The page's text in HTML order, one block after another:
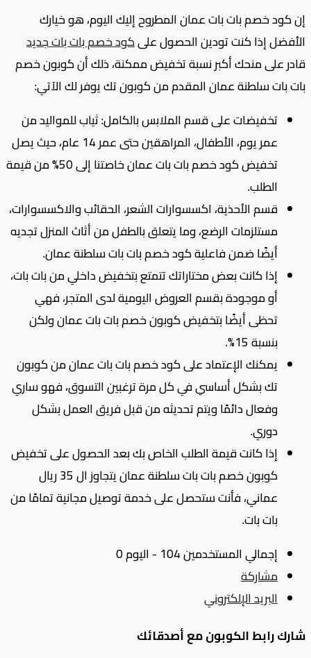
إن كود خصم بات بات عمان المطروح إليك اليوم، هو خيارك
الأفضل إذا كنت تودين الحصول علىكود خصم بات بات جديد
قادر على منحك أكبر نسبة تخفيض ممكنة، ذلك أن كوبون خصم
بات بات سلطنة عمان المقدم من كوبون تك يوفر لك الآتي:
تخفيضات على قسم الملابس بالكامل: ثياب للمواليد من
عمر يوم، الأطفال، المراهقين حتى عمر 14 عام، حيث يصل
تخفيض كود خصم بات بات عمان خاصتنا إلى 50% من قيمة
الطلب.
قسم الأحذية، اكسسوارات الشعر، الحقائب والاكسسوارات،
مستلزمات الرضع، وما يتعلق بالطفل من أثاث المنزل تجديه
أيضًا ضمن فاعلية كود خصم بات بات سلطنة عمان.
إذا كانت بعض مختاراتك تتمتع بتخفيض داخلي من بات بات،
أو موجودة بقسم العروض اليومية لدى المتجر، فهي
تحظى أيضًا بتخفيض كوبون خصم بات بات عمان ولكن
بنسبة 15%.
يمكنك الإعتماد على كود خصم بات بات عمان من كوبون
تك بشكل أساسي في كل مرة ترغبين التسوق، فهو ساري
وفعال دائمًا ويتم تحديثه من قبل فريق العمل بشكل
دوري.
إذا كانت قيمة الطلب الخاص بك بعد الحصول على تخفيض
كوبون خصم بات بات سلطنة عمان يتجاوز ال 35 ريال
عماني، فأنت ستحصل على خدمة توصيل مجانية تمامًا من
بات بات.
إجمالي المستخدمين 104 - اليوم 0
مشاركة
البريد الإلكتروني
شارك رابط الكوبون مع أصدقائك